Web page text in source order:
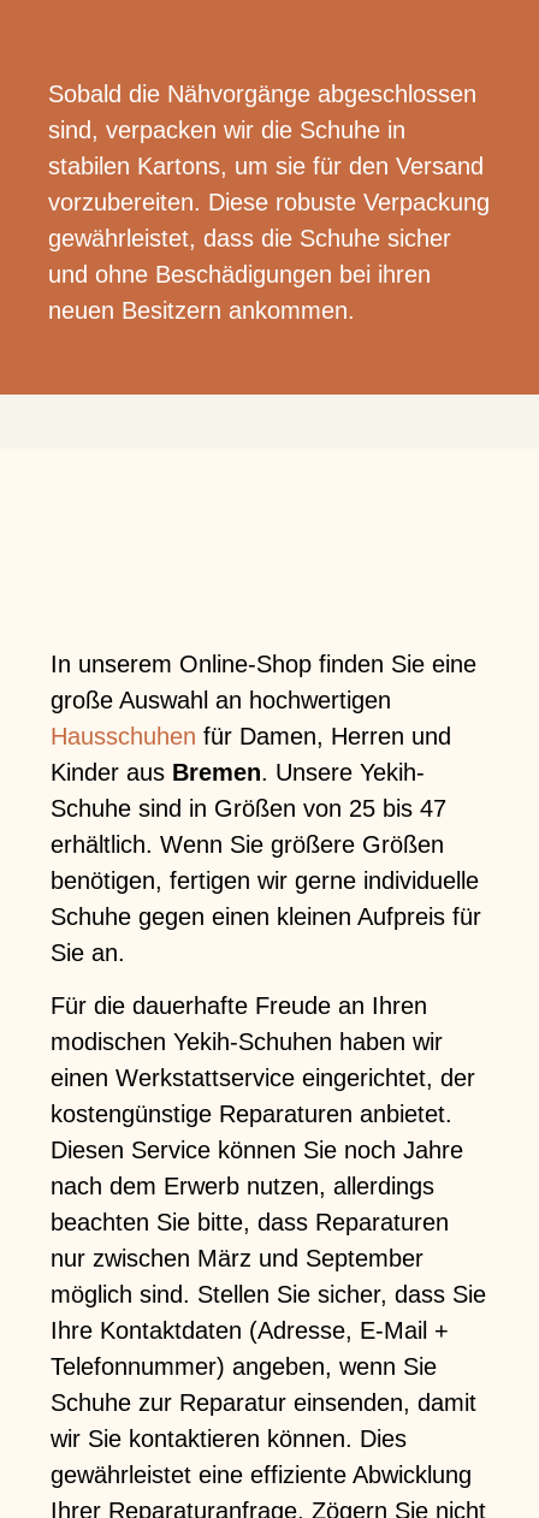
Sobald die Nähvorgänge abgeschlossen
sind, verpacken wir die Schuhe in
stabilen Kartons, um sie für den Versand
vorzubereiten. Diese robuste Verpackung
gewährleistet, dass die Schuhe sicher
und ohne Beschädigungen bei ihren
neuen Besitzern ankommen.
In unserem Online-Shop finden Sie eine
große Auswahl an hochwertigen
Hausschuhen für Damen, Herren und
Kinder aus Bremen. Unsere Yekih-
Schuhe sind in Größen von 25 bis 47
erhältlich. Wenn Sie größere Größen
benötigen, fertigen wir gerne individuelle
Schuhe gegen einen kleinen Aufpreis für
Sie an.
Für die dauerhafte Freude an Ihren
modischen Yekih-Schuhen haben wir
einen Werkstattservice eingerichtet, der
kostengünstige Reparaturen anbietet.
Diesen Service können Sie noch Jahre
nach dem Erwerb nutzen, allerdings
beachten Sie bitte, dass Reparaturen
nur zwischen März und September
möglich sind. Stellen Sie sicher, dass Sie
Ihre Kontaktdaten (Adresse, E-Mail +
Telefonnummer) angeben, wenn Sie
Schuhe zur Reparatur einsenden, damit
wir Sie kontaktieren können. Dies
gewährleistet eine effiziente Abwicklung
Ihrer Reparaturanfrage. Zögern Sie nicht